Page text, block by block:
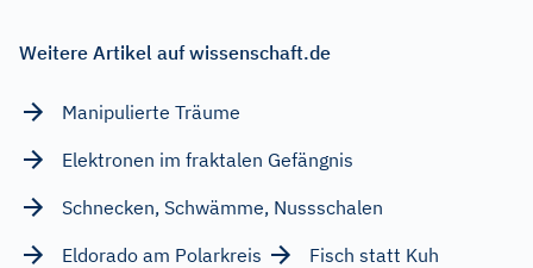
Weitere Artikel auf wissenschaft.de
Manipulierte Träume
Elektronen im fraktalen Gefängnis
Schnecken, Schwämme, Nussschalen
Eldorado am Polarkreis
Fisch statt Kuh